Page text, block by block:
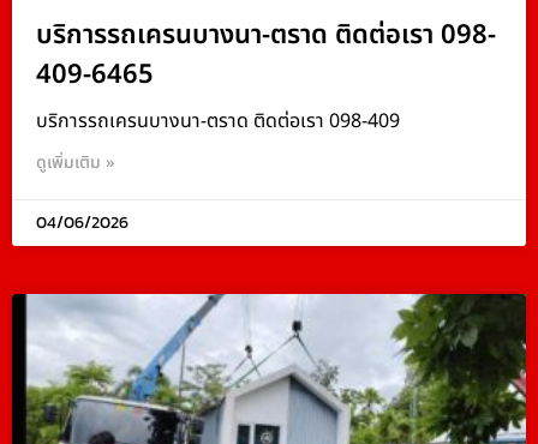
บริการรถเครนบางนา-ตราด ติดต่อเรา 098-
409-6465
บริการรถเครนบางนา-ตราด ติดต่อเรา 098-409
ดูเพิ่มเติม »
04/06/2026